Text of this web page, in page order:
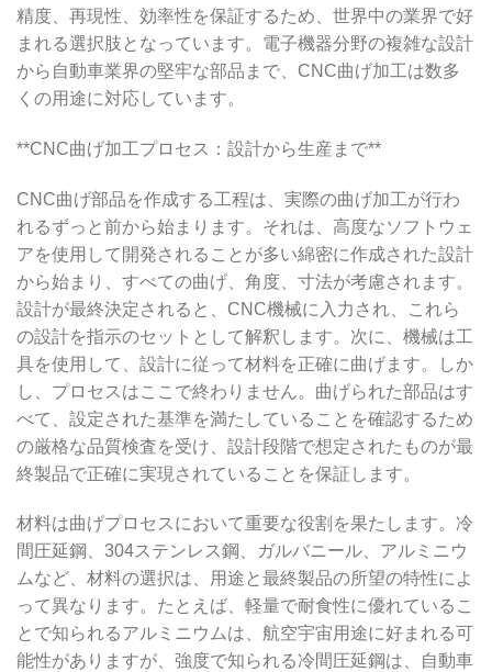
精度、再現性、効率性を保証するため、世界中の業界で好
まれる選択肢となっています。電子機器分野の複雑な設計
から自動車業界の堅牢な部品まで、CNC曲げ加工は数多
くの用途に対応しています。
**CNC曲げ加工プロセス：設計から生産まで**
CNC曲げ部品を作成する工程は、実際の曲げ加工が行わ
れるずっと前から始まります。それは、高度なソフトウェ
アを使用して開発されることが多い綿密に作成された設計
から始まり、すべての曲げ、角度、寸法が考慮されます。
設計が最終決定されると、CNC機械に入力され、これら
の設計を指示のセットとして解釈します。次に、機械は工
具を使用して、設計に従って材料を正確に曲げます。しか
し、プロセスはここで終わりません。曲げられた部品はす
べて、設定された基準を満たしていることを確認するため
の厳格な品質検査を受け、設計段階で想定されたものが最
終製品で正確に実現されていることを保証します。
材料は曲げプロセスにおいて重要な役割を果たします。冷
間圧延鋼、304ステンレス鋼、ガルバニール、アルミニウ
ムなど、材料の選択は、用途と最終製品の所望の特性によ
って異なります。たとえば、軽量で耐食性に優れているこ
とで知られるアルミニウムは、航空宇宙用途に好まれる可
能性がありますが、強度で知られる冷間圧延鋼は、自動車